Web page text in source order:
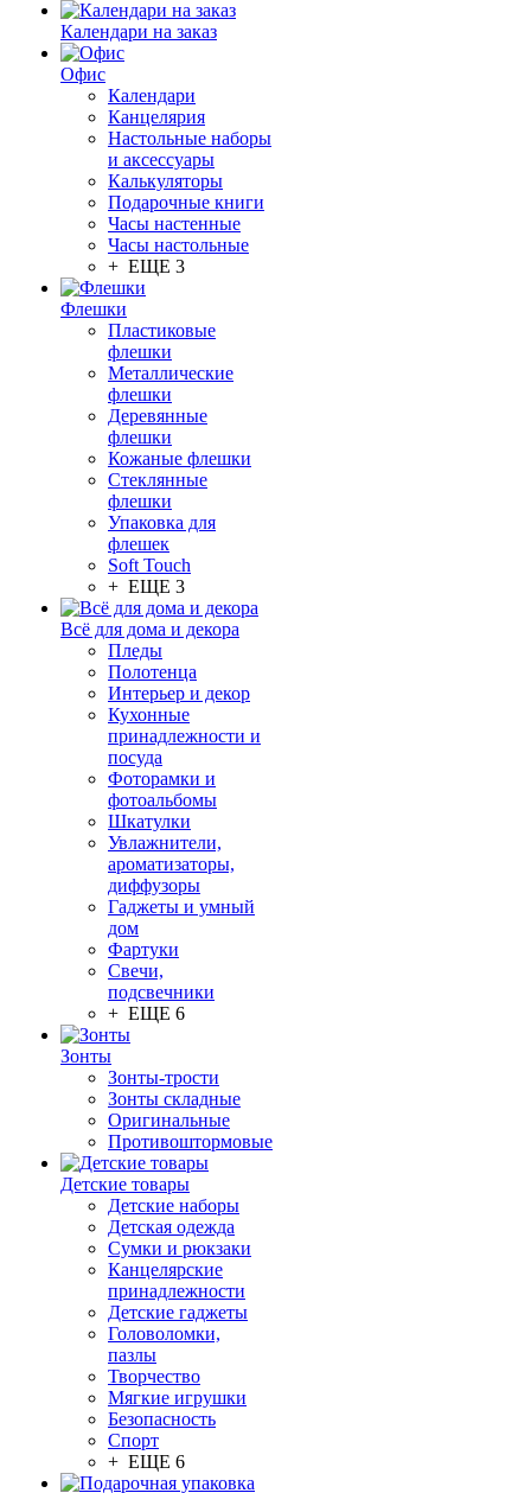
Календари на заказ
Офис
Календари
Канцелярия
Настольные наборы
и аксессуары
Калькуляторы
Подарочные книги
Часы настенные
Часы настольные
+ ЕЩЕ 3
Флешки
Пластиковые
флешки
Металлические
флешки
Деревянные
флешки
Кожаные флешки
Стеклянные
флешки
Упаковка для
флешек
Soft Touch
+ ЕЩЕ 3
Всё для дома и декора
Пледы
Полотенца
Интерьер и декор
Кухонные
принадлежности и
посуда
Фоторамки и
фотоальбомы
Шкатулки
Увлажнители,
ароматизаторы,
диффузоры
Гаджеты и умный
дом
Фартуки
Свечи,
подсвечники
+ ЕЩЕ 6
Зонты
Зонты-трости
Зонты складные
Оригинальные
Противоштормовые
Детские товары
Детские наборы
Детская одежда
Сумки и рюкзаки
Канцелярские
принадлежности
Детские гаджеты
Головоломки,
пазлы
Творчество
Мягкие игрушки
Безопасность
Спорт
+ ЕЩЕ 6